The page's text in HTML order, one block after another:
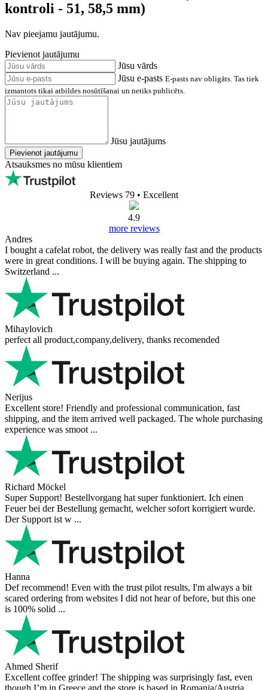
Meklējat papildu informāciju par 4Barista Tamper ar dziļuma
kontroli - 51, 58,5 mm?
Mūsu tehniskā atbalsta sadaļā atradīsiet bieži uzdotos jautājumus
(BUJ) un atbildes par šī produkta funkcijām, parametriem un
lietošanu. Ja jums ir konkrēts jautājums par 4Barista Tamper ar
dziļuma kontroli - 51, 58,5 mm, lūdzu, pievienojiet to zemāk esošajā
diskusiju forumā. Mēs labprāt uz to atbildēsim.
26,90 €
Bez nodokļa: 22,23 €
piegādes iespējas)
FAQ (4Barista Tamper ar dziļuma
kontroli - 51, 58,5 mm)
Jūsu e-pasts E-pasts nav obligāts. Tas tiek
izmantots tikai atbildes nosūtīšanai un netiks publicēts.
Jūsu jautājums
Pievienot jautājumu
Atsauksmes no mūsu klientiem
Reviews 79 • Excellent
4.9
Andres
I bought a cafelat robot, the delivery was really fast and the products
were in great conditions. I will be buying again. The shipping to
Switzerland ...
Mihaylovich
perfect all product,company,delivery, thanks recomended
Nerijus
Excellent store! Friendly and professional communication, fast
shipping, and the item arrived well packaged. The whole purchasing
experience was smoot ...
Richard Möckel
Super Support! Bestellvorgang hat super funktioniert. Ich einen
Feuer bei der Bestellung gemacht, welcher sofort korrigiert wurde.